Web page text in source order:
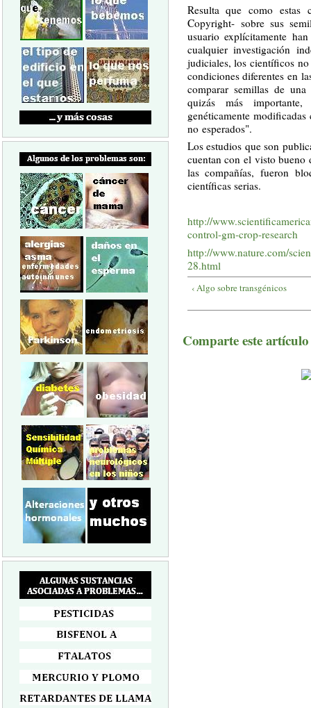
Resulta que como estas
Copyright- sobre sus
usuario explícitamente
cualquier investigación
judiciales, los científicos
condiciones diferentes en
comparar semillas de
quizás más
genéticamente
no esperados".
Los estudios que son
cuentan con el visto bueno
las compañías, fueron
científicas serias.
http://
control-gm-crop-research
http://www.nature.com/
28.html
‹ Algo sobre transgénicos
Comparte este artículo